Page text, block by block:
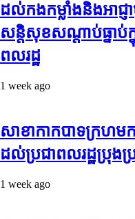
ដល់កងកម្លាំងនិងអាជ្ញា
សន្តិសុខសណ្ដាប់ធ្នាប់ក្
ពលរដ្ឋ
1 week ago
សាខាកាកបាទក្រហមក
ដល់ប្រជាពលរដ្ឋប្រុង
1 week ago